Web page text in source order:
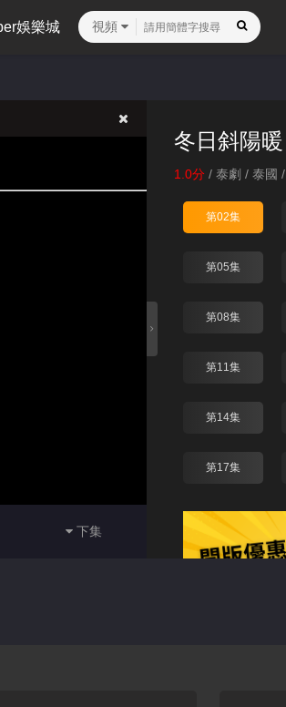
娛樂城 視頻
下集
冬日斜陽暖
1.0分/ 泰劇 / 泰國 /
第02集
第05集
第08集
第11集
第14集
第17集